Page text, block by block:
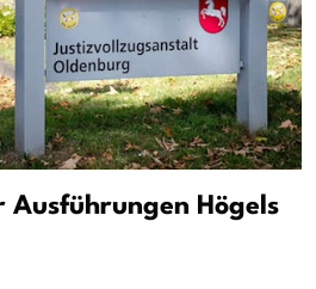
Ausführungen Högels